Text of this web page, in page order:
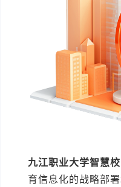
九江职业大学智慧
育信息化的战略部